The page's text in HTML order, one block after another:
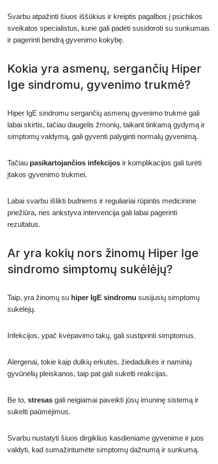
Svarbu atpažinti šiuos iššūkius ir kreiptis pagalbos į psichikos
sveikatos specialistus, kurie gali padėti susidoroti su sunkumais
ir pagerinti bendrą gyvenimo kokybę.
Kokia yra asmenų, sergančių Hiper
Ige sindromu, gyvenimo trukmė?
Hiper IgE sindromu sergančių asmenų gyvenimo trukmė gali
labai skirtis, tačiau daugelis žmonių, taikant tinkamą gydymą ir
simptomų valdymą, gali gyventi palyginti normalų gyvenimą.
Tačiau pasikartojančios infekcijos ir komplikacijos gali turėti
įtakos gyvenimo trukmei.
Labai svarbu išlikti budriems ir reguliariai rūpintis medicinine
priežiūra, nes ankstyva intervencija gali labai pagerinti
rezultatus.
Ar yra kokių nors žinomų Hiper Ige
sindromo simptomų sukėlėjų?
Taip, yra žinomų su hiper IgE sindromu susijusių simptomų
sukėlėjų.
Infekcijos, ypač kvėpavimo takų, gali sustiprinti simptomus.
Alergenai, tokie kaip dulkių erkutės, žiedadulkės ir naminių
gyvūnėlių pleiskanos, taip pat gali sukelti reakcijas.
Be to, stresas gali neigiamai paveikti jūsų imuninę sistemą ir
sukelti paūmėjimus.
Svarbu nustatyti šiuos dirgiklius kasdieniame gyvenime ir juos
valdyti, kad sumažintumėte simptomų dažnumą ir sunkumą.